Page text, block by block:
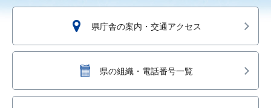
県庁舎の案内・交通アクセス
県の組織・電話番号一覧